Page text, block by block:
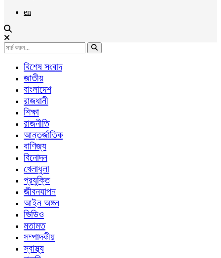
en
বিশেষ সংবাদ
জাতীয়
বাংলাদেশ
রাজধানী
শিক্ষা
রাজনীতি
আন্তর্জাতিক
বাণিজ্য
বিনোদন
খেলাধুলা
প্রযুক্তি
জীবনযাপন
আইন অঙ্গন
ভিডিও
মতামত
সম্পাদকীয়
স্বাস্থ্য